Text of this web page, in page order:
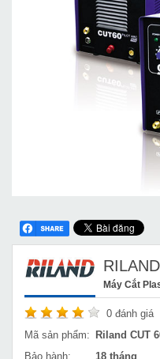
RILAND
Máy Cắt
0 đánh giá
Mã sản phẩm:
Riland CUT
Bảo hành:
18 tháng